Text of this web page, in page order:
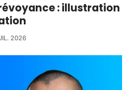
: illustration
2026